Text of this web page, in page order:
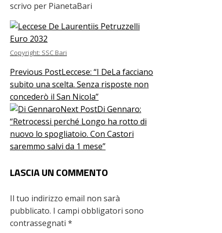
scrivo per PianetaBari
Copyright: SSC Bari
Previous PostLeccese: “I DeLa facciano
subito una scelta. Senza risposte non
concederò il San Nicola”
Next PostDi Gennaro:
“Retrocessi perché Longo ha rotto di
nuovo lo spogliatoio. Con Castori
saremmo salvi da 1 mese”
LASCIA UN COMMENTO
Il tuo indirizzo email non sarà
pubblicato. I campi obbligatori sono
contrassegnati *